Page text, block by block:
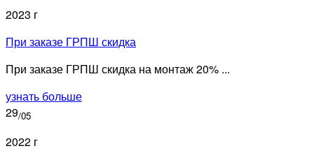
2023 г
При заказе ГРПШ скидка
При заказе ГРПШ скидка на монтаж 20% ...
узнать больше
29/05
2022 г